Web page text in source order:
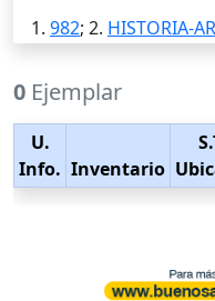
1. 982; 2. HISTORIA-
0 Ejemplar
U.
Info. Inventario